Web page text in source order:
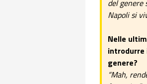
del genere
Napoli si
Nelle
introdurre
genere?
“Mah,